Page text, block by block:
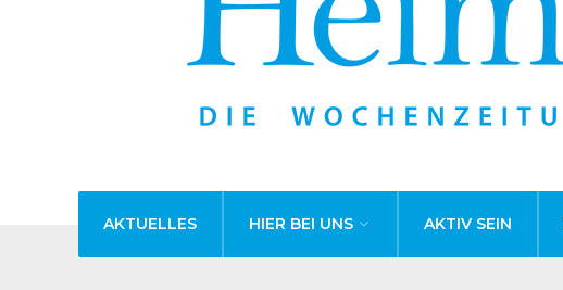
AKTUELLES HIER BEI UNS AKTIV SEIN